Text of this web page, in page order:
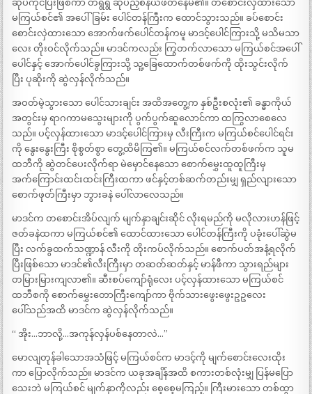
ဆုပ်ကိုင်ပြီးဖြစ်ကာ တရွရွ ဆုပ်ညှစ်နယ်ဖတ်နေမိ၏။ တစောင်းလှဲထားသော
မကြယ်စင်၏ အပေါ်ခြမ်း ပေါင်တန်ကြီးက ထောင်သွားသည်။ ခပ်စောင်း
စောင်းလှဲထားသော အောက်ဖက်ပေါင်တန်ကမူ မာဒင့်ပေါင်ကြားသို့ မသိမသာ
လေး တိုးဝင်လိုက်သည်။ မာဒင်ကလည်း ကြွတက်လာသော မကြယ်စင်အပေါ်
ပေါင်နှင့် အောက်ပေါင်ခွကြားသို့ သူ့ခြေထောက်တစ်ဖက်ကို ထိုးသွင်းလိုက်
ပြီး ပုဆိုးကို ဆွဲလှန်လိုက်သည်။
အဝတ်မဲ့သွားသော ပေါင်သားချင်း အထိအတွေ့က နှစ်ဦးစလုံး၏ ခန္ဓာကိုယ်
အတွင်းမှ ရာဂကာမသွေးများကို ပွက်ပွက်ဆူလောင်ကာ ထကြွလာစေလေ
သည်။ ပင့်လှန်ထားသော မာဒင့်ပေါင်ကြားမှ လီးကြီးက မကြယ်စင်ပေါင်ရင်း
ကို နွေးနွေးကြီး စိုစွတ်စွာ တွေ့ထိမိကြ၏။ မကြယ်စင်လက်တစ်ဖက်က သူမ
ထဘီကို ဆွဲတင်ပေးလိုက်ရာ မဲမှောင်နေသော စောက်မွှေးထူထူကြီးမှ
အက်ကြောင်းထင်းထင်းကြီးထကာ ဖင်နှင့်တစ်ဆက်တည်းမျှ ရှည်လျားသော
စောက်ဖုတ်ကြီးမှာ ဘွားခနဲ ပေါ်လာလေသည်။
မာဒင်က တစောင်းအိပ်လျက် မျက်နှာချင်းဆိုင် လိုးရမည်ကို မလိုလားဟန်ဖြင့်
ဇတ်ခနဲထကာ မကြယ်စင်၏ ထောင်ထားသော ပေါင်တန်ကြီးကို ပခုံးပေါ်ဆွဲမ
ပြီး လက်ခွထက်သဏ္ဍာန် လီးကို တိုးကပ်လိုက်သည်။ စောက်ပတ်အနံ့ရလိုက်
ပြီးဖြစ်သော မာဒင်၏လီးကြီးမှာ တဆတ်ဆတ်နှင့် မာန်ဖီကာ သွားရည်များ
တမြားမြားကျလာ၏။ ဆီးစပ်ကျော်ရုံလေး ပင့်လှန်ထားသော မကြယ်စင်
ထဘီစကို စောက်မွှေးတောကြီးကျော်ကာ ဗိုက်သားဖွေးဖွေးဥဥလေး
ပေါ်သည်အထိ မာဒင်က ဆွဲလှန်လိုက်သည်။
“ အိုး…ဘာလို့…အကုန်လှန်ပစ်နေတာလဲ…”
မောလျတုန်ခါသောအသံဖြင့် မကြယ်စင်က မာဒင့်ကို မျက်စောင်းလေးထိုး
ကာ ပြောလိုက်သည်။ မာဒင်က ယခုအချိန်အထိ စကားတစ်လုံးမျှ ပြန်မပြော
သေးဘဲ မကြယ်စင် မျက်နှာကိုလည်း စေ့စေ့မကြည့်။ ကြီးမားသော တစ်ထွာ